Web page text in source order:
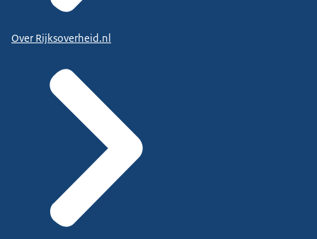
Over Rijksoverheid.nl